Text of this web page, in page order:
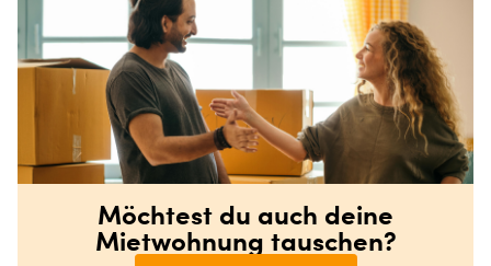
Möchtest du auch deine
Mietwohnung tauschen?